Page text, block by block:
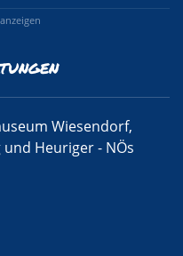
Wiesendorf,
Heuriger - NÖs